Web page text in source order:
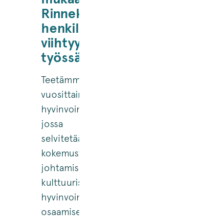
Rinnekotien
henkilöstö
viihtyy
työssään
Teetämme
vuosittain
hyvinvointikyselyn,
jossa
selvitetään
kokemusta
johtamisesta,
kulttuurista,
hyvinvoinnista,
osaamisesta,